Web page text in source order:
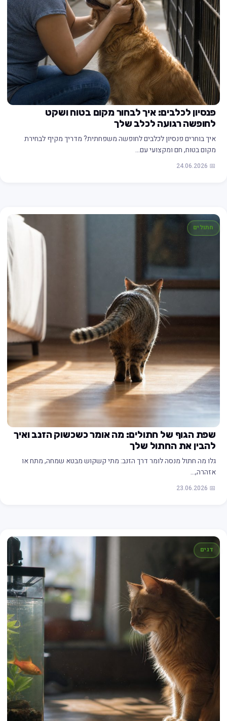
פנסיון לכלבים: איך לבחור מקום בטוח ושקט
לחופשה רגועה לכלב שלך
איך בוחרים פנסיון לכלבים לחופשה משפחתית? מדריך מקיף לבחירת
מקום בטוח, חם ומקצועי עם…
📅 24.06.2026
חתולים
שפת הגוף של חתולים: מה אומר כשכשוק הזנב ואיך
להבין את החתול שלך
גלו מה חתול מנסה לומר דרך הזנב: מתי קשקוש מבטא שמחה, מתח או
אזהרה,…
📅 23.06.2026
דגים